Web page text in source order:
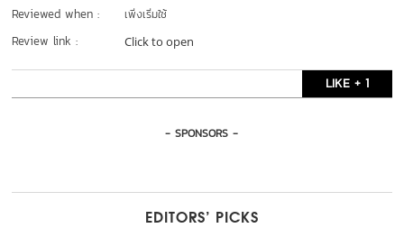
Reviewed when : เพิ่งเริ่มใช้
Review link : Click to open
LIKE + 1
- SPONSORS -
EDITORS’ PICKS